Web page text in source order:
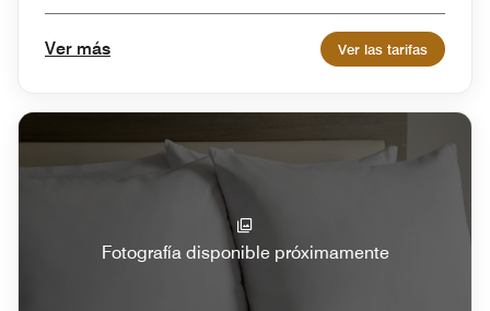
Ver más Ver las tarifas
Fotografía disponible próximamente